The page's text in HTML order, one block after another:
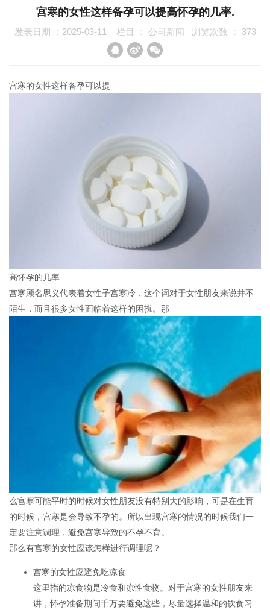
宫寒的女性这样备孕可以提高怀孕的几率.
发表日期 ：2025-03-11 栏目 ： 公司新闻 浏览次数 ： 373
宫寒的女性这样备孕可以提
高怀孕的几率.
宫寒顾名思义代表着女性子宫寒冷，这个词对于女性朋友来说并不
陌生，而且很多女性面临着这样的困扰。那
么宫寒可能平时的时候对女性朋友没有特别大的影响，可是在生育
的时候，宫寒是会导致不孕的。所以出现宫寒的情况的时候我们一
定要注意调理，避免宫寒导致的不孕不育。
那么有宫寒的女性应该怎样进行调理呢？
宫寒的女性应避免吃凉食
这里指的凉食物是冷食和凉性食物。对于宫寒的女性朋友来
讲，怀孕准备期间千万要避免这些，尽量选择温和的饮食习